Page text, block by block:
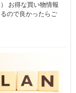
お得な買い物情報
ので良かったらご